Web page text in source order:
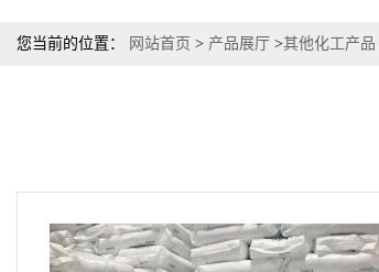
您当前的位置： 网站首页 > 产品展厅 >其他化工产品